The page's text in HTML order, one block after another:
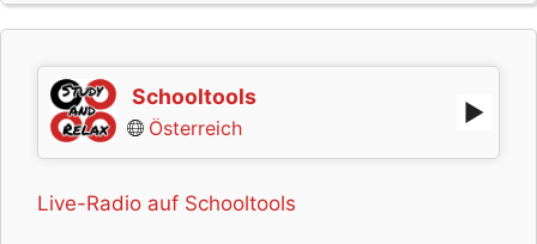
Schooltools
Österreich
Live-Radio auf Schooltools